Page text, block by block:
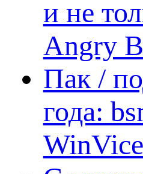
и не
Angry
Пак /
года: